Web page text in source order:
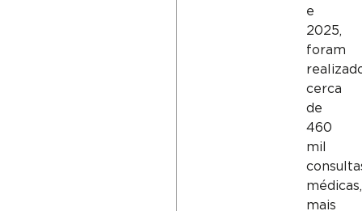
e
2025,
foram
cerca
de
460
mil
médicas,
mais